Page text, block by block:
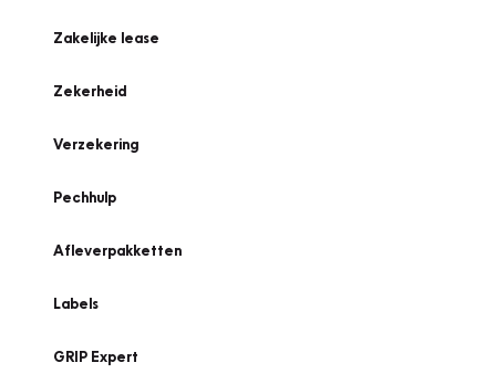
Zakelijke lease
Zekerheid
Verzekering
Pechhulp
Afleverpakketten
Labels
GRIP Expert